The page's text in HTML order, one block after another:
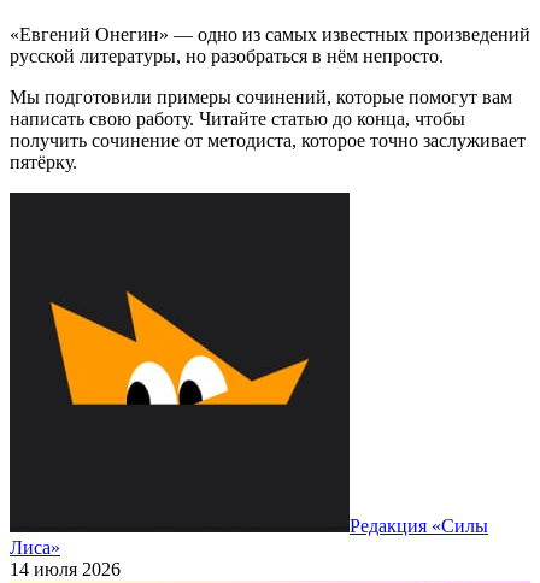
«Евгений Онегин» — одно из самых известных произведений
русской литературы, но разобраться в нём непросто.
Мы подготовили примеры сочинений, которые помогут вам
написать свою работу. Читайте статью до конца, чтобы
получить сочинение от методиста, которое точно заслуживает
пятёрку.
Редакция «Силы
Лиса»
14 июля 2026